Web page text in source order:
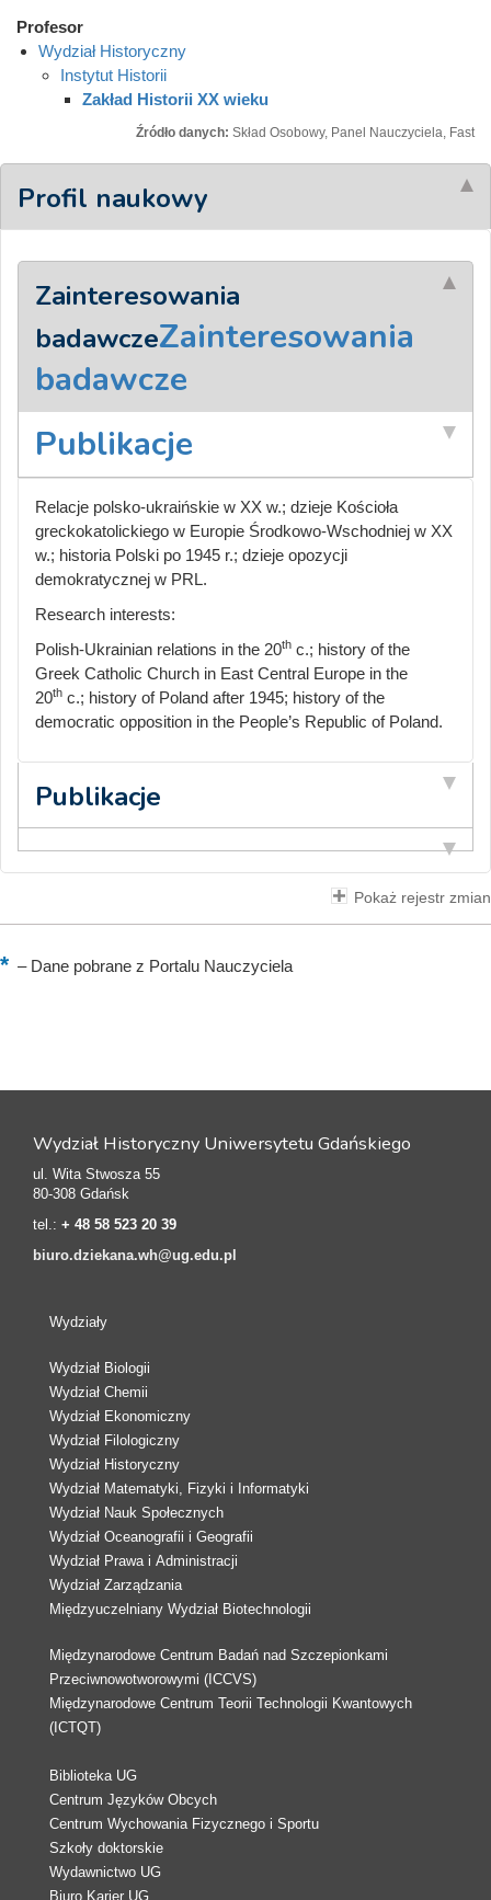
Profesor
Wydział Historyczny
Instytut Historii
Zakład Historii XX wieku
Źródło danych: Skład Osobowy, Panel Nauczyciela, Fast
Profil naukowy
Zainteresowania
badawczeZainteresowania
badawcze
Publikacje
Relacje polsko-ukraińskie w XX w.; dzieje Kościoła
greckokatolickiego w Europie Środkowo-Wschodniej w XX
w.; historia Polski po 1945 r.; dzieje opozycji
demokratycznej w PRL.
Research interests:
Polish-Ukrainian relations in the 20th c.; history of the
Greek Catholic Church in East Central Europe in the
20th c.; history of Poland after 1945; history of the
democratic opposition in the People’s Republic of Poland.
Publikacje
Pokaż rejestr zmian
–Dane pobrane z Portalu Nauczyciela
Wydział Historyczny Uniwersytetu Gdańskiego
ul. Wita Stwosza 55
80-308 Gdańsk
tel.: + 48 58 523 20 39
biuro.dziekana.wh@ug.edu.pl
Wydziały
Wydział Biologii
Wydział Chemii
Wydział Ekonomiczny
Wydział Filologiczny
Wydział Historyczny
Wydział Matematyki, Fizyki i Informatyki
Wydział Nauk Społecznych
Wydział Oceanografii i Geografii
Wydział Prawa i Administracji
Wydział Zarządzania
Międzyuczelniany Wydział Biotechnologii
Międzynarodowe Centrum Badań nad Szczepionkami
Przeciwnowotworowymi (ICCVS)
Międzynarodowe Centrum Teorii Technologii Kwantowych
(ICTQT)
Biblioteka UG
Centrum Języków Obcych
Centrum Wychowania Fizycznego i Sportu
Szkoły doktorskie
Wydawnictwo UG
Biuro Karier UG